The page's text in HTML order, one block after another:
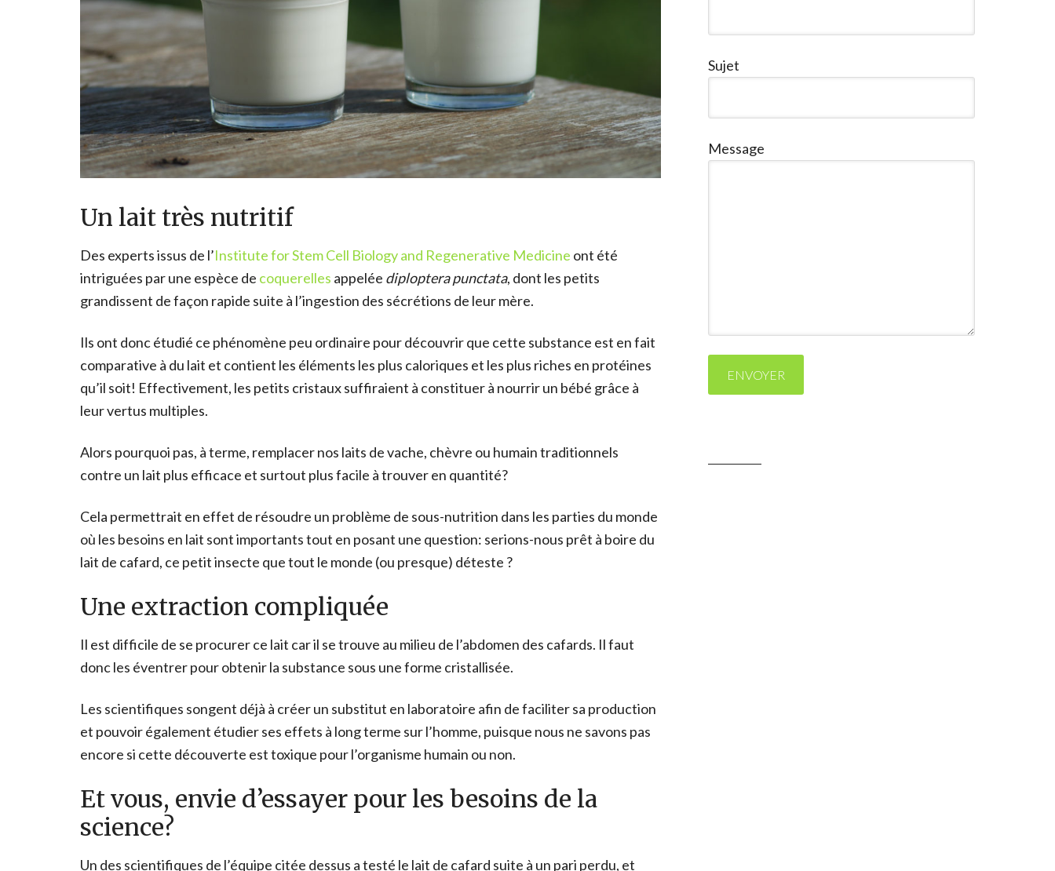
Un lait très nutritif
Des experts issus de l’Institute for Stem Cell Biology and Regenerative Medicine ont été
intriguées par une espèce de coquerelles appelée diploptera punctata, dont les petits
grandissent de façon rapide suite à l’ingestion des sécrétions de leur mère.
Ils ont donc étudié ce phénomène peu ordinaire pour découvrir que cette substance est en fait
comparative à du lait et contient les éléments les plus caloriques et les plus riches en protéines
qu’il soit! Effectivement, les petits cristaux suffiraient à constituer à nourrir un bébé grâce à
leur vertus multiples.
Alors pourquoi pas, à terme, remplacer nos laits de vache, chèvre ou humain traditionnels
contre un lait plus efficace et surtout plus facile à trouver en quantité?
Cela permettrait en effet de résoudre un problème de sous-nutrition dans les parties du monde
où les besoins en lait sont importants tout en posant une question: serions-nous prêt à boire du
lait de cafard, ce petit insecte que tout le monde (ou presque) déteste ?
Une extraction compliquée
Il est difficile de se procurer ce lait car il se trouve au milieu de l’abdomen des cafards. Il faut
donc les éventrer pour obtenir la substance sous une forme cristallisée.
Les scientifiques songent déjà à créer un substitut en laboratoire afin de faciliter sa production
et pouvoir également étudier ses effets à long terme sur l’homme, puisque nous ne savons pas
encore si cette découverte est toxique pour l’organisme humain ou non.
Et vous, envie d’essayer pour les besoins de la
science?
Un des scientifiques de l’équipe citée dessus a testé le lait de cafard suite à un pari perdu, et
Sujet
Message